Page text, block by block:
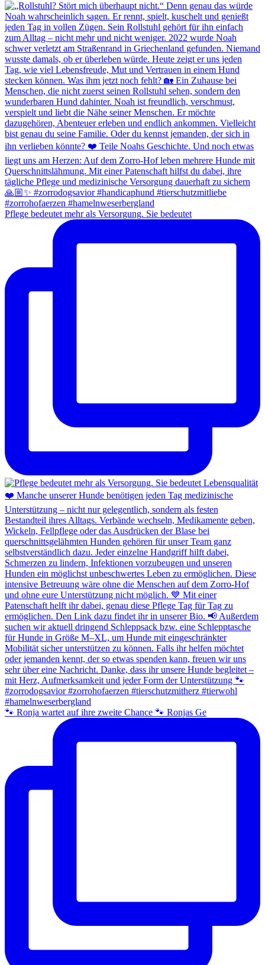
Pflege bedeutet mehr als Versorgung. Sie bedeutet
🐾 Ronja wartet auf ihre zweite Chance 🐾 Ronjas Ge